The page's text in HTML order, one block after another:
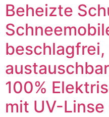
Beheizte
100%
mit UV-Linse